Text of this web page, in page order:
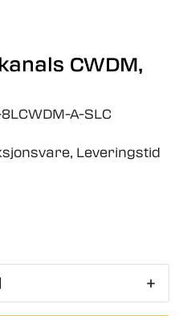
CWDM,
A-SLC
Leveringstid
+